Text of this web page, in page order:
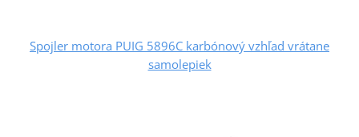
Spojler motora PUIG 5896C karbónový vzhľad vrátane
samolepiek